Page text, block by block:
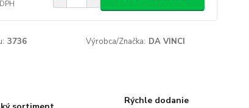
3736 Výrobca/Značka: DA VINCI
Rýchle dodanie